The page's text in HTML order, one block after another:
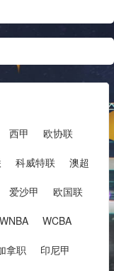
西甲 欧协联
科威特联 澳超
爱沙甲 欧国联
WNBA WCBA
拿职 印尼甲